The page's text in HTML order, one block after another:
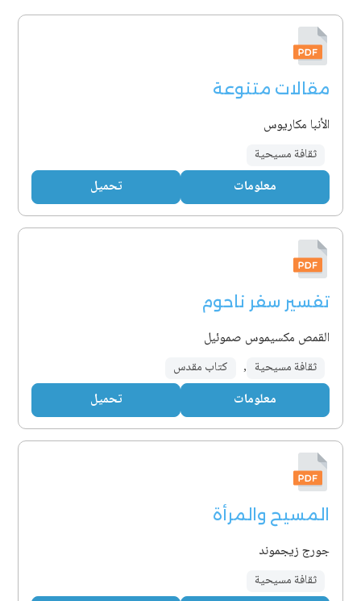
مقالات متنوعة
الأنبا مكاريوس
ثقافة مسيحية
معلومات تحميل
تفسير سفر ناحوم
القمص مكسيموس صموئيل
ثقافة مسيحية , كتاب مقدس
معلومات تحميل
المسيح والمرأة
جورج زيجموند
ثقافة مسيحية